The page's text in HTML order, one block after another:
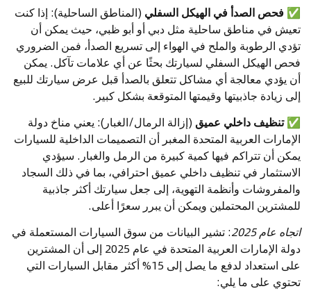
✅ فحص الصدأ في الهيكل السفلي (المناطق الساحلية): إذا كنت
تعيش في مناطق ساحلية مثل دبي أو أبو ظبي، حيث يمكن أن
تؤدي الرطوبة والملح في الهواء إلى تسريع الصدأ، فمن الضروري
فحص الهيكل السفلي لسيارتك بحثًا عن أي علامات تآكل. يمكن
أن يؤدي معالجة أي مشاكل تتعلق بالصدأ قبل عرض سيارتك للبيع
إلى زيادة جاذبيتها وقيمتها المتوقعة بشكل كبير.
✅ تنظيف داخلي عميق (إزالة الرمال/الغبار): يعني مناخ دولة
الإمارات العربية المتحدة المغبر أن التصميمات الداخلية للسيارات
يمكن أن تتراكم فيها كمية كبيرة من الرمل والغبار. سيؤدي
الاستثمار في تنظيف داخلي عميق احترافي، بما في ذلك السجاد
والمفروشات وأنظمة التهوية، إلى جعل سيارتك أكثر جاذبية
للمشترين المحتملين ويمكن أن يبرر سعرًا أعلى.
اتجاه عام 2025
: تشير البيانات من سوق السيارات المستعملة في
دولة الإمارات العربية المتحدة في عام 2025 إلى أن المشترين
على استعداد لدفع ما يصل إلى 15% أكثر مقابل السيارات التي
تحتوي على ما يلي: